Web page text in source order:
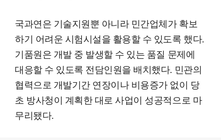
국과연은 기술지원뿐 아니라 민간업체가 확보
하기 어려운 시험시설을 활용할 수 있도록 했다.
기품원은 개발 중 발생할 수 있는 품질 문제에
대응할 수 있도록 전담인원을 배치했다. 민관의
협력으로 개발기간 연장이나 비용증가 없이 당
초 방사청이 계획한 대로 사업이 성공적으로 마
무리됐다.